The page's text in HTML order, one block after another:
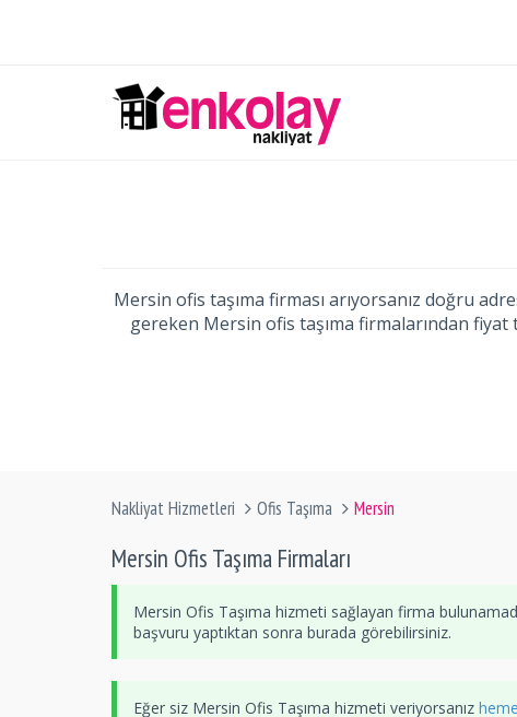
Mersin ofis taşıma firması arıyorsanız doğru
gereken Mersin ofis taşıma firmalarından
Nakliyat Hizmetleri Ofis Taşıma Mersin
Mersin Ofis Taşıma Firmaları
Mersin Ofis Taşıma hizmeti sağlayan firma
başvuru yaptıktan sonra burada görebilirsiniz.
Eğer siz Mersin Ofis Taşıma hizmeti veriyorsanız